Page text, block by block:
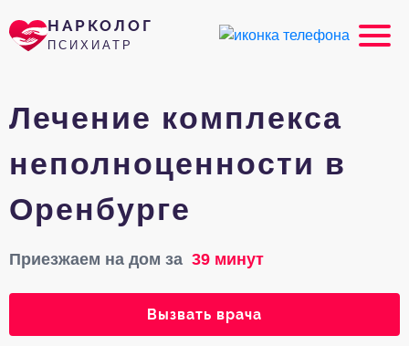
НАРКОЛОГ
ПСИХИАТР
Лечение комплекса
неполноценности в
Оренбурге
Приезжаем на дом за 39 минут
Вызвать врача